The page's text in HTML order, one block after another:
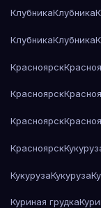
КлубникаКлубника
КлубникаКлубника
Красноярск
Красноярск
Красноярск
Красноярск
КукурузаКукуруза
Куриная грудка